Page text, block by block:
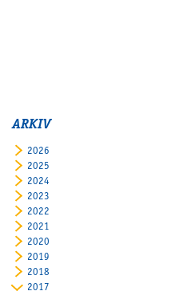
ARKIV
2026
2025
2024
2023
2022
2021
2020
2019
2018
2017